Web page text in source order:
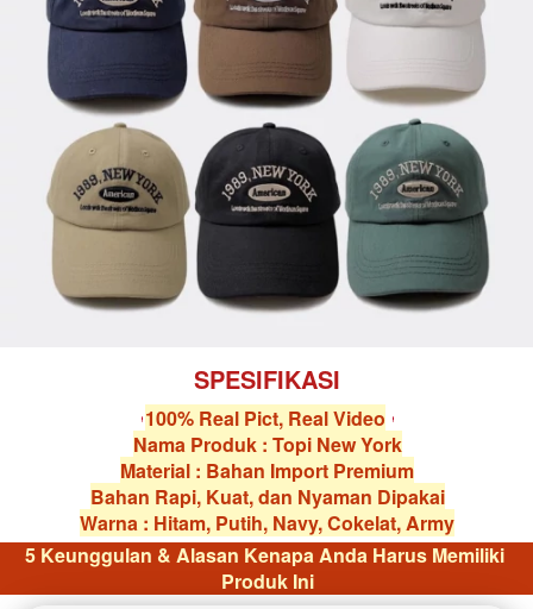
SPESIFIKASI
100% Real Pict, Real Video
Nama Produk : Topi New York
Material : Bahan Import Premium
Bahan Rapi, Kuat, dan Nyaman Dipakai
Warna : Hitam, Putih, Navy, Cokelat, Army
5 Keunggulan & Alasan Kenapa Anda Harus Memiliki
Produk Ini